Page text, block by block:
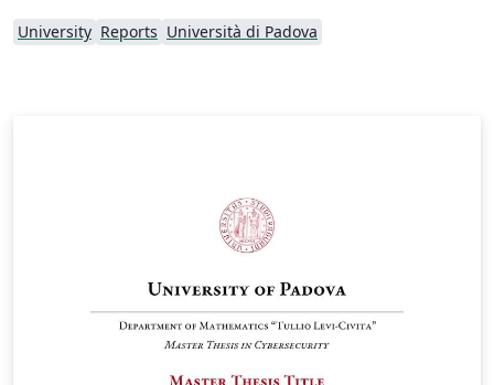
University Reports Università di Padova